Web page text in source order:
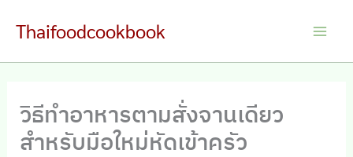
Thaifoodcookbook
วิธีทำอาหารตามสั่งจานเดียว
สำหรับมือใหม่หัดเข้าครัว